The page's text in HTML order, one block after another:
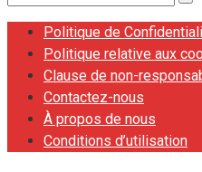
Politique de
Politique relative aux
Clause de non-
Contactez-nous
À propos de nous
Conditions d’utilisation